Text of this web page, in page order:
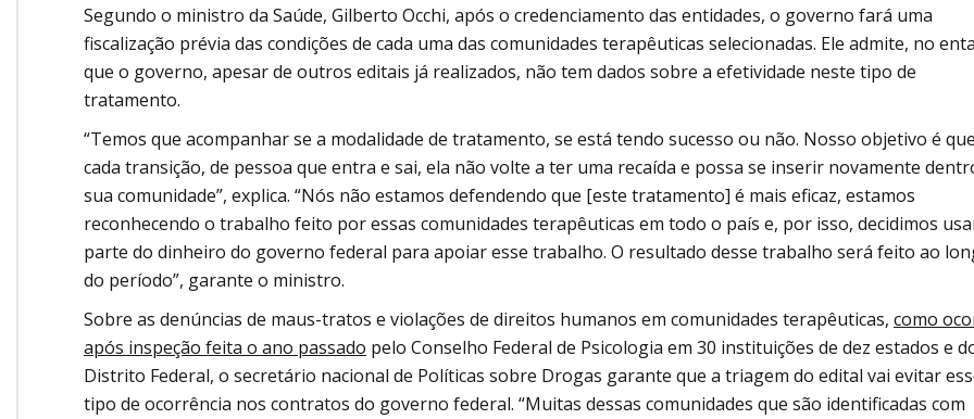
Segundo o ministro da Saúde, Gilberto Occhi, após o credenciamento das entidades, o governo fará uma
fiscalização prévia das condições de cada uma das comunidades terapêuticas selecionadas. Ele admite, no
que o governo, apesar de outros editais já realizados, não tem dados sobre a efetividade neste tipo de
tratamento.
“Temos que acompanhar se a modalidade de tratamento, se está tendo sucesso ou não. Nosso objetivo é
cada transição, de pessoa que entra e sai, ela não volte a ter uma recaída e possa se inserir novamente
sua comunidade”, explica. “Nós não estamos defendendo que [este tratamento] é mais eficaz, estamos
reconhecendo o trabalho feito por essas comunidades terapêuticas em todo o país e, por isso, decidimos
parte do dinheiro do governo federal para apoiar esse trabalho. O resultado desse trabalho será feito ao
do período”, garante o ministro.
Sobre as denúncias de maus-tratos e violações de direitos humanos em comunidades terapêuticas, como
após inspeção feita o ano passado pelo Conselho Federal de Psicologia em 30 instituições de dez estados e
Distrito Federal, o secretário nacional de Políticas sobre Drogas garante que a triagem do edital vai evitar
tipo de ocorrência nos contratos do governo federal. “Muitas dessas comunidades que são identificadas com